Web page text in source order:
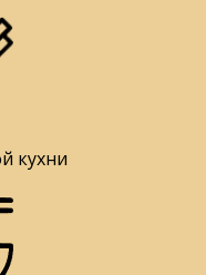
кухни